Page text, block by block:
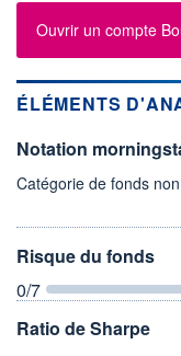
Ouvrir un compte
ÉLÉMENTS
Notation
Catégorie de fonds
Risque du fonds
0/7
Ratio de Sharpe